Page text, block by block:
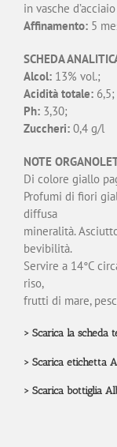
in vasche
Affinamento: 5
SCHEDA
Alcol: 13% vol.;
Acidità totale: 6,5;
Ph: 3,30;
Zuccheri: 0,4 g/l
NOTE
Di colore giallo
Profumi di fiori
diffusa
mineralità.
bevibilità.
Servire a 14°C
riso,
frutti di mare,
> Scarica la scheda
> Scarica etichetta
> Scarica bottiglia